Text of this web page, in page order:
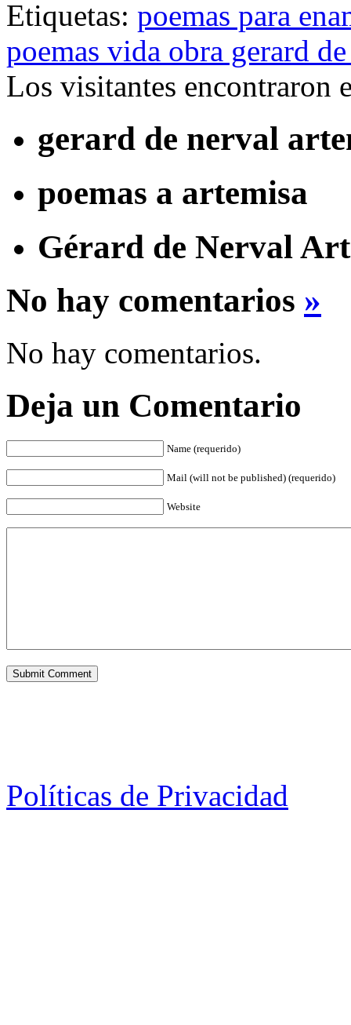
Etiquetas: poemas para
poemas vida obra gerard
Los visitantes encontraron
gerard de nerval
poemas a artemisa
Gérard de Nerval
No hay comentarios »
No hay comentarios.
Deja un Comentario
Name (requerido)
Mail (will not be published) (requerido)
Website
Políticas de Privacidad